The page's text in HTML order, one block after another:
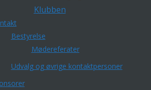
Klubben
Bestyrelse
Mødereferater
Udvalg og øvrige kontaktpersoner